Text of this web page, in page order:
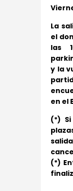
La
el
las
y la
en el
(*)
(*)